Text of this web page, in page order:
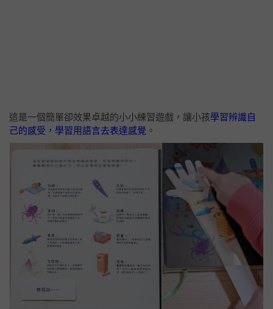
這是一個簡單卻效果卓越的小小練習遊戲，讓小孩學習辨識自
己的感受，學習用語言去表達感覺 。